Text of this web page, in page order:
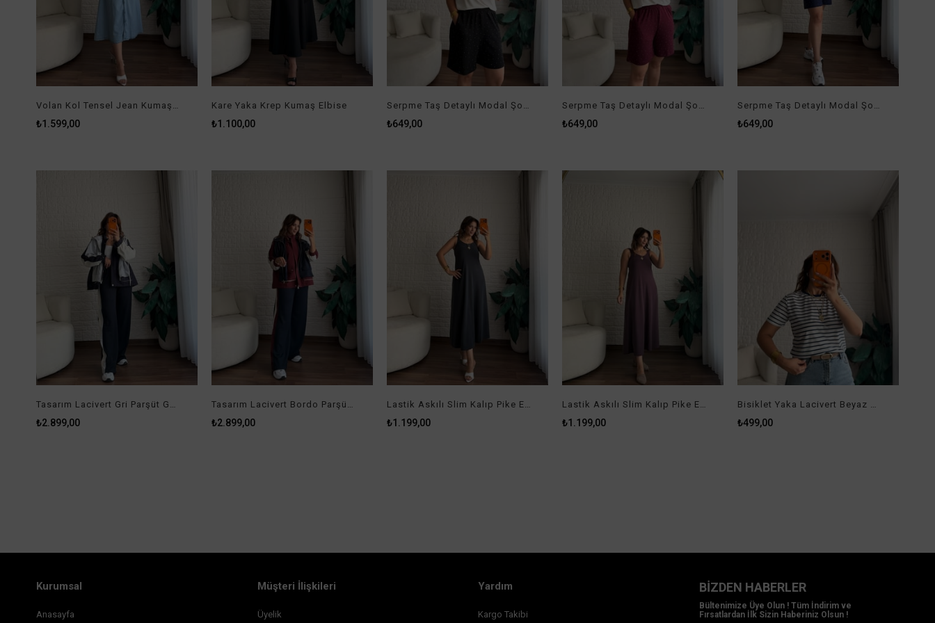
₺1.599,00
Kare Yaka Krep Kumaş Elbise
₺1.100,00 ₺649,00 ₺649,00 ₺649,00
₺2.899,00 ₺2.899,00 ₺1.199,00 ₺1.199,00 ₺499,00
Kurumsal
Anasayfa
Müşteri İlişkileri
Üyelik
Yardım
Kargo Takibi
BIZDEN HABERLER
Bültenimize Üye Olun ! Tüm İndirim ve
Fırsatlardan İlk Sizin Haberiniz Olsun !